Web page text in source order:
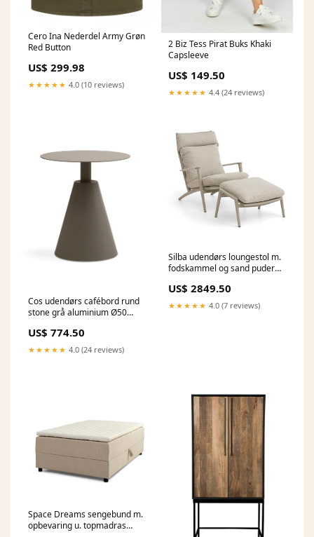
Cero Ina Nederdel Army Grøn
Red Button
US$ 299.98
★★★★★ 4.0 (10 reviews)
2 Biz Tess Pirat Buks Khaki
Capsleeve
US$ 149.50
★★★★★ 4.4 (24 reviews)
Cos udendørs cafébord rund
stone grå aluminium Ø50
US$ 774.50
★★★★★ 4.0 (24 reviews)
Silba udendørs loungestol m.
fodskammel og sand puder
Boboonline.dk
US$ 2849.50
★★★★★ 4.0 (7 reviews)
Space Dreams sengebund m.
opbevaring u. topmadras